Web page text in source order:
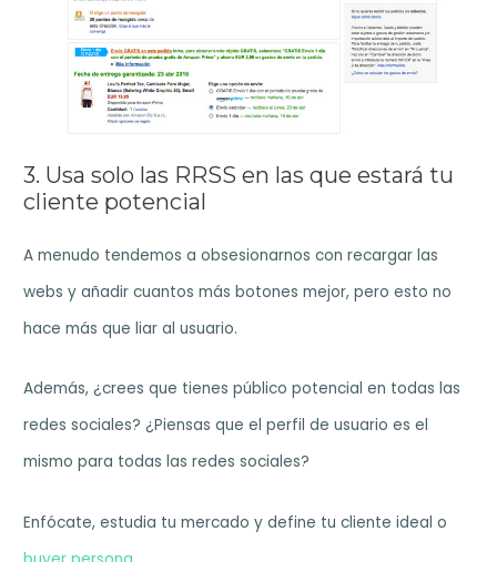
3. Usa solo las RRSS en las que estará tu
cliente potencial
A menudo tendemos a obsesionarnos con recargar las
webs y añadir cuantos más botones mejor, pero esto no
hace más que liar al usuario.
Además, ¿crees que tienes público potencial en todas las
redes sociales? ¿Piensas que el perfil de usuario es el
mismo para todas las redes sociales?
Enfócate, estudia tu mercado y define tu cliente ideal o